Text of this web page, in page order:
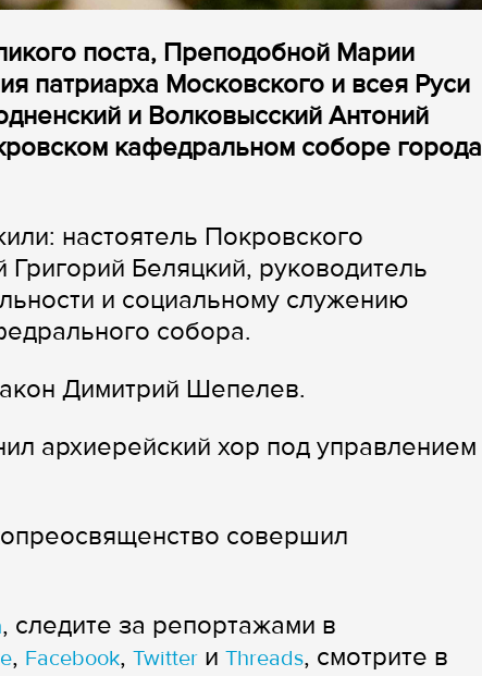
поста, Преподобной Марии
патриарха Московского и всея Руси
и Волковысский Антоний
кафедральном соборе города
настоятель Покровского
Беляцкий, руководитель
и социальному служению
собора.
Димитрий Шепелев.
архиерейский хор под управлением
совершил
, следите за репортажами в
, Facebook, Twitter и Threads, смотрите в